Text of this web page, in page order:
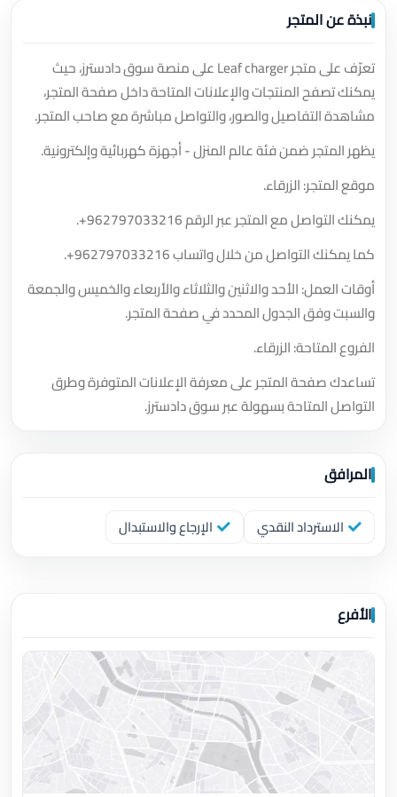
نبذة عن المتجر
تعرّف على متجر Leaf charger على منصة سوق دادسترز، حيث
يمكنك تصفح المنتجات والإعلانات المتاحة داخل صفحة المتجر،
مشاهدة التفاصيل والصور، والتواصل مباشرة مع صاحب المتجر.
يظهر المتجر ضمن فئة عالم المنزل - أجهزة كهربائية وإلكترونية.
موقع المتجر: الزرقاء.
يمكنك التواصل مع المتجر عبر الرقم+962797033216
.
كما يمكنك التواصل من خلال واتساب+962797033216
.
أوقات العمل: الأحد والاثنين والثلاثاء والأربعاء والخميس والجمعة
والسبت وفق الجدول المحدد في صفحة المتجر.
الفروع المتاحة: الزرقاء.
تساعدك صفحة المتجر على معرفة الإعلانات المتوفرة وطرق
التواصل المتاحة بسهولة عبر سوق دادسترز.
المرافق
الاسترداد النقدي الإرجاع والاستبدال
الأفرع